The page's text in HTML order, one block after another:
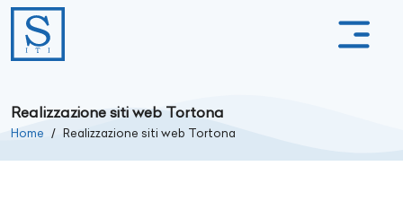
Realizzazione siti web Tortona
Home Realizzazione siti web Tortona